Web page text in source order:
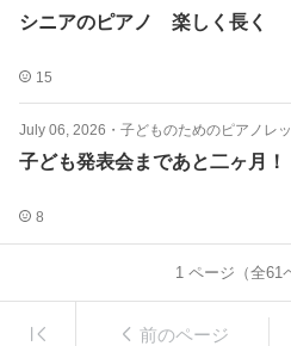
シニアのピアノ 楽しく長く
15
July 06, 2026 ・ 子どものためのピアノレ
子ども発表会まであと二ヶ月！
8
1ページ（全61
前のページ